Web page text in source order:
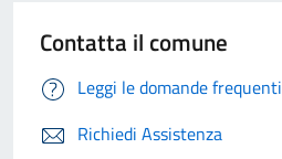
Contatta il comune
Leggi le domande frequenti
Richiedi Assistenza